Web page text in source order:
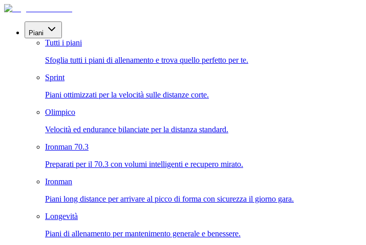
Piani
Tutti i piani
Sfoglia tutti i piani di allenamento e trova quello perfetto per te.
Sprint
Piani ottimizzati per la velocità sulle distanze corte.
Olimpico
Velocità ed endurance bilanciate per la distanza standard.
Ironman 70.3
Preparati per il 70.3 con volumi intelligenti e recupero mirato.
Ironman
Piani long distance per arrivare al picco di forma con sicurezza il giorno gara.
Longevità
Piani di allenamento per mantenimento generale e benessere.